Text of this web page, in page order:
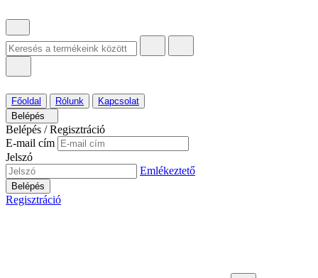
Főoldal Rólunk
Kapcsolat
Belépés
Belépés / Regisztráció
E-mail cím
Jelszó
Emlékeztető
Belépés
Regisztráció